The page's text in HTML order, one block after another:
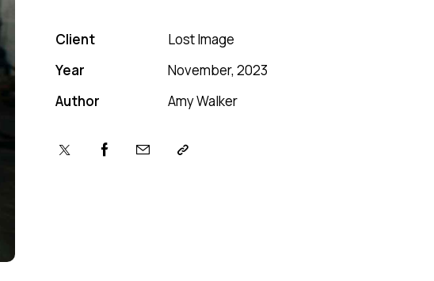
Client
Lost Image
Year
November, 2023
Author
Amy Walker